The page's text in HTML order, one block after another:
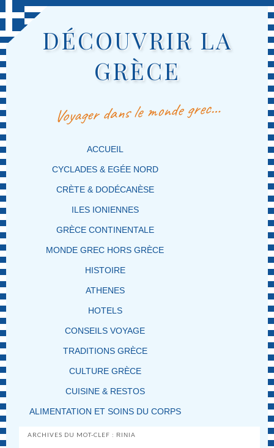
DÉCOUVRIR LA
GRÈCE
Voyager dans le monde grec…
MENU PRINCIPAL
MASQUER LA NAVIGATION PRINCIPALE
MASQUER LA NAVIGATION SECONDAIRE
ACCUEIL
CYCLADES & EGÉE NORD
CRÈTE & DODÉCANÈSE
ILES IONIENNES
GRÈCE CONTINENTALE
MONDE GREC HORS GRÈCE
HISTOIRE
ATHENES
HOTELS
CONSEILS VOYAGE
TRADITIONS GRÈCE
CULTURE GRÈCE
CUISINE & RESTOS
ALIMENTATION ET SOINS DU CORPS
ARCHIVES DU MOT-CLEF :RINIA